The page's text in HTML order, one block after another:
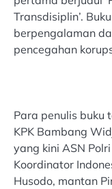
Transdisiplin’.
berpengalaman
pencegahan
Para penulis buku
KPK Bambang
yang kini ASN
Koordinator
Husodo, mantan